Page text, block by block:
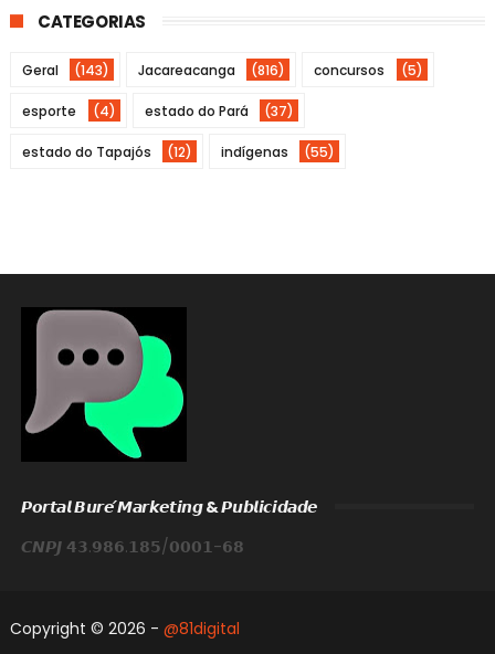
CATEGORIAS
Geral (143) Jacareacanga (816) concursos (5)
esporte (4) estado do Pará (37)
estado do Tapajós (12) indígenas (55)
𝙋𝙤𝙧𝙩𝙖𝙡 𝘽𝙪𝙧𝙚́ 𝙈𝙖𝙧𝙠𝙚𝙩𝙞𝙣𝙜 & 𝙋𝙪𝙗𝙡𝙞𝙘𝙞𝙙𝙖𝙙𝙚
𝘾𝙉𝙋𝙅 𝟰𝟯.𝟵𝟴𝟲.𝟭𝟴𝟱/𝟬𝟬𝟬𝟭-𝟲𝟴
Copyright © 2026 - @81digital